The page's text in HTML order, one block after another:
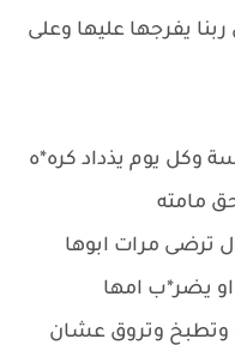
يفرجها عليها وعلى
وكل يوم يذداد كره*ه
مامته
ترضى مرات ابوها
يضر*ب امها
وتطبخ وتروق عشان